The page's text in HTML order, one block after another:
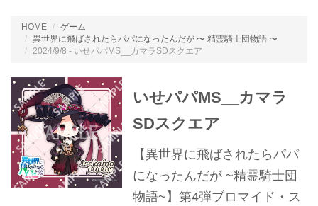
HOME
ゲーム
異世界に飛ばされたらパパになったんだが 〜 精霊騎士団物語 〜
2024/9/8 - いせパパMS__カマラSDスクエア
いせパパMS__カマラ
SDスクエア
【異世界に飛ばされたらパパ
になったんだが ~精霊騎士団
物語~】第4弾ブロマイド・ス